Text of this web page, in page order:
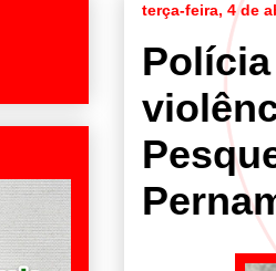
terça-feira, 4 de